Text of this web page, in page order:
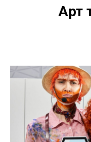
Арт